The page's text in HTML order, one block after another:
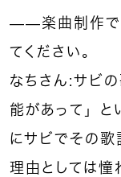
——楽曲制作で
てください。
なちさん：サ
能があって」と
にサビでその歌
理由としては憧